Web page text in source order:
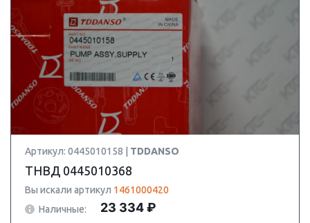
Артикул: 0445010158 | TDDANSO
ТНВД 0445010368
Вы искали артикул 1461000420
Наличные:
23 334 ₽